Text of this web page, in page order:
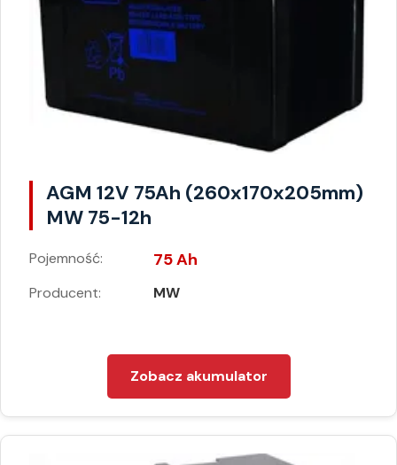
AGM 12V 75Ah (260x170x205mm)
MW 75-12h
Pojemność: 75 Ah
Producent: MW
Zobacz akumulator